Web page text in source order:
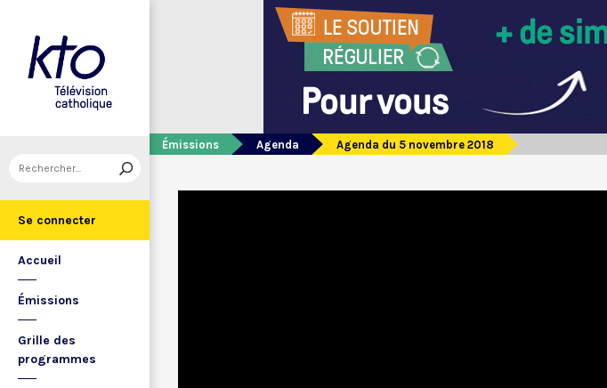
Se connecter
Accueil
Émissions
Grille des
programmes
Émissions Agenda Agenda du 5 novembre 2018